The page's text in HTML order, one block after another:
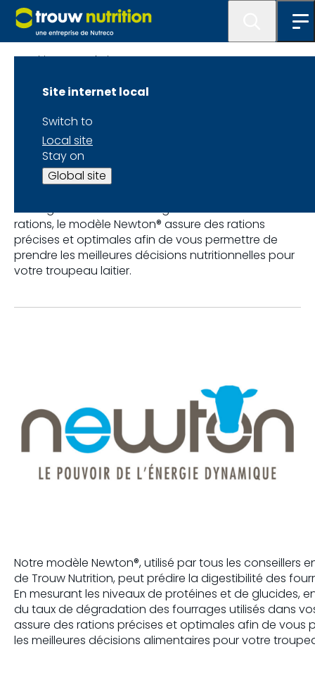
Site internet local
Switch to
Local site
Stay on
Global site
Laitier-Nos solutions
Newton®
Notre modèle Newton®, utilisé par nos conseillers en
nutrition laitière, peut prédire la digestibilité des
fourrages utilisés dans vos rations. En mesurant les
de dégradation des fourrages utilisés dans vos
rations, le modèle Newton® assure des rations
précises et optimales afin de vous permettre de
prendre les meilleures décisions nutritionnelles pour
votre troupeau laitier.
Notre modèle Newton®,utilisé partous les conseillers
de TrouwNutrition,peutprédire la digestibilité des
En mesurantles niveauxde protéines et de glucides,
du tauxde dégradation des fourrages utilisés dans
assure des rations précises etoptimales afin de vous
les meilleures décisions alimentaires pourvotre